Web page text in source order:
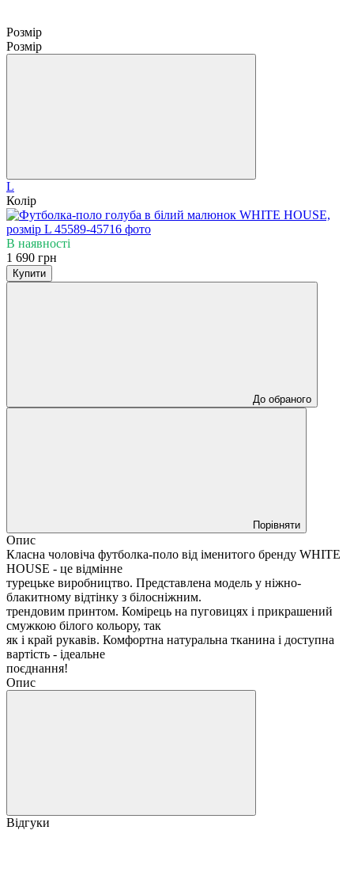
Розмір
Розмір
L
Колір
В наявності
1 690 грн
Купити
До обраного
Порівняти
Опис
Класна чоловіча футболка-поло від іменитого бренду WHITE
HOUSE - це відмінне
турецьке виробництво. Представлена ​​модель у ніжно-
блакитному відтінку з білосніжним.
трендовим принтом. Комірець на пуговицях і прикрашений
смужкою білого кольору, так
як і край рукавів. Комфортна натуральна тканина і доступна
вартість - ідеальне
поєднання!
Опис
Відгуки